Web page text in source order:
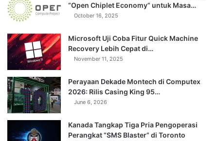
“Open Chiplet Economy” untuk Masa…
October 16, 2025
Microsoft Uji Coba Fitur Quick Machine
Recovery Lebih Cepat di…
November 11, 2025
Perayaan Dekade Montech di Computex
2026: Rilis Casing King 95…
June 6, 2026
Kanada Tangkap Tiga Pria Pengoperasi
Perangkat “SMS Blaster” di Toronto